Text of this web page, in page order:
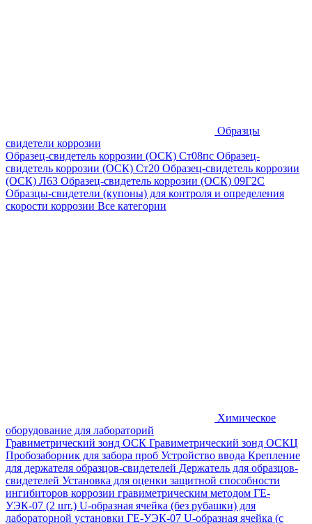
Образцы
свидетели коррозии
Образец-свидетель коррозии (ОСК) Ст08пс Образец-
свидетель коррозии (ОСК) Ст20 Образец-свидетель коррозии
(ОСК) Л63 Образец-свидетель коррозии (ОСК) 09Г2С
Образцы-свидетели (купоны) для контроля и определения
скорости коррозии Все категории
Химическое
оборудование для лабораторий
Гравиметрический зонд ОСК Гравиметрический зонд ОСКЦ
Пробозаборник для забора проб Устройство ввода Крепление
для держателя образцов-свидетелей Держатель для образцов-
свидетелей Установка для оценки защитной способности
ингибиторов коррозии гравиметрическим методом ГЕ-
УЭК-07 (2 шт.) U-образная ячейка (без рубашки) для
лабораторной установки ГЕ-УЭК-07 U-образная ячейка (с